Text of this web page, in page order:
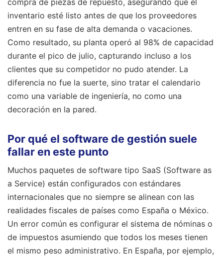
inventario esté listo antes de que los proveedores
entren en su fase de alta demanda o vacaciones.
Como resultado, su planta operó al 98% de capacidad
durante el pico de julio, capturando incluso a los
clientes que su competidor no pudo atender. La
diferencia no fue la suerte, sino tratar el calendario
como una variable de ingeniería, no como una
decoración en la pared.
Por qué el software de gestión suele
fallar en este punto
Muchos paquetes de software tipo SaaS (Software as
a Service) están configurados con estándares
internacionales que no siempre se alinean con las
realidades fiscales de países como España o México.
Un error común es configurar el sistema de nóminas o
de impuestos asumiendo que todos los meses tienen
el mismo peso administrativo. En España, por ejemplo,